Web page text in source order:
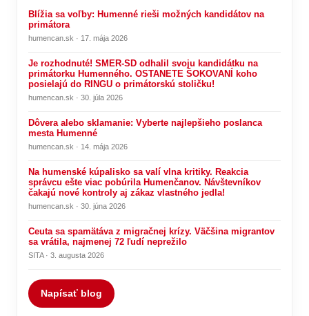
Blížia sa voľby: Humenné rieši možných kandidátov na
primátora
humencan.sk · 17. mája 2026
Je rozhodnuté! SMER-SD odhalil svoju kandidátku na
primátorku Humenného. OSTANETE ŠOKOVANÍ koho
posielajú do RINGU o primátorskú stoličku!
humencan.sk · 30. júla 2026
Dôvera alebo sklamanie: Vyberte najlepšieho poslanca
mesta Humenné
humencan.sk · 14. mája 2026
Na humenské kúpalisko sa valí vlna kritiky. Reakcia
správcu ešte viac pobúrila Humenčanov. Návštevníkov
čakajú nové kontroly aj zákaz vlastného jedla!
humencan.sk · 30. júna 2026
Ceuta sa spamätáva z migračnej krízy. Väčšina migrantov
sa vrátila, najmenej 72 ľudí neprežilo
SITA · 3. augusta 2026
Napísať blog